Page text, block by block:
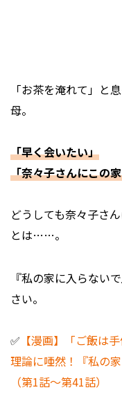
「お茶を淹れて」と
母。
「早く会いたい」
「奈々子さんにこの
どうしても奈々子さ
とは……。
『私の家に入らない
さい。
✅ 【漫画】「ご飯は
理論に唖然！『私の
（第1話～第41話）